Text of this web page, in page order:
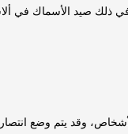
ذلك صيد الأسماك في
وقد يتم وضع